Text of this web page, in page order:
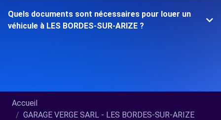
Quels documents sont nécessaires pour louer un
véhicule à LES BORDES-SUR-ARIZE ?
Accueil
GARAGE VERGE SARL - LES BORDES-SUR-ARIZE